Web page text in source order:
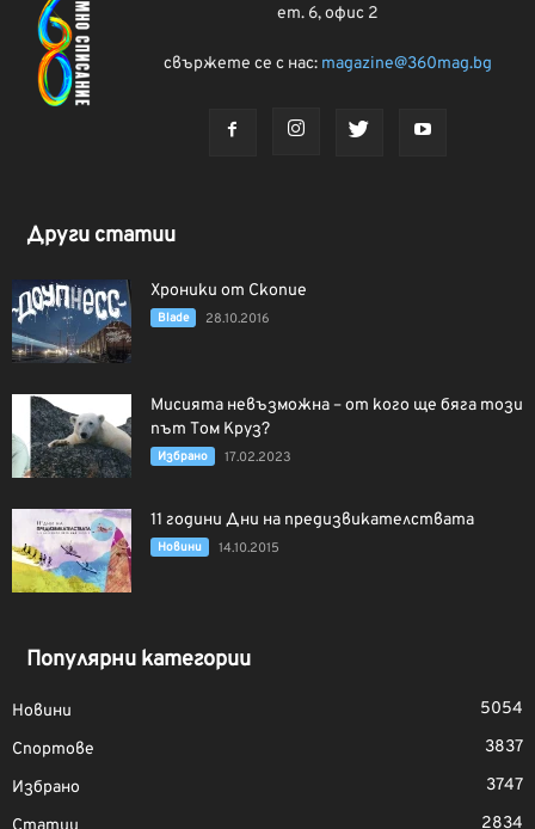
ет. 6, офис 2
свържете се с нас: magazine@360mag.bg
Други статии
Хроники от Скопие
Blade 28.10.2016
Мисията невъзможна – от кого ще бяга този
път Том Круз?
Избрано 17.02.2023
11 години Дни на предизвикателствата
Новини 14.10.2015
Популярни категории
Новини
5054
Спортове
3837
Избрано
3747
2834